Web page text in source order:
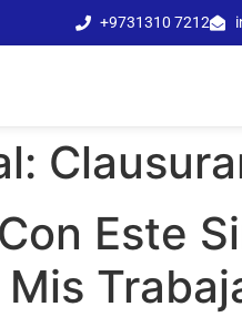
+9731310 7212
Este